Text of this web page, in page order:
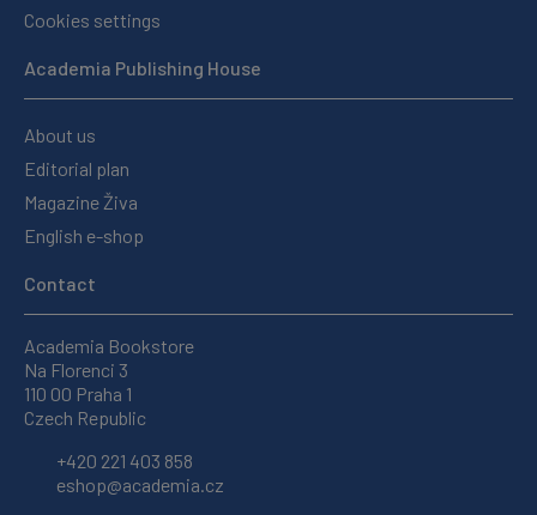
Cookies settings
Academia Publishing House
About us
Editorial plan
Magazine Živa
English e-shop
Contact
Academia Bookstore
Na Florenci 3
110 00 Praha 1
Czech Republic
+420 221 403 858
eshop@academia.cz